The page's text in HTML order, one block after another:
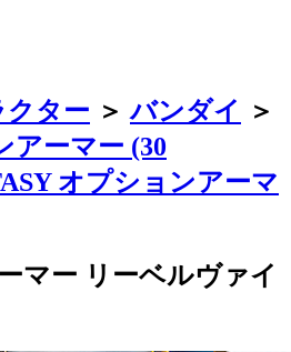
クター ＞ バンダイ
＞
アーマー (30
オプションアーマ
マー リーベルヴァイ